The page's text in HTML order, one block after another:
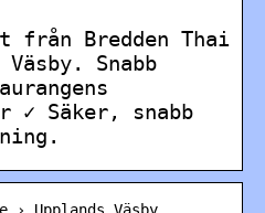
från Bredden Thai
Snabb
✓ Säker, snabb